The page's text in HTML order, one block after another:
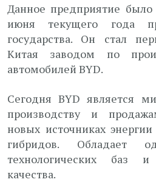
Данное предприятие
июня текущего года
государства. Он стал
Китая заводом по
автомобилей BYD.
Сегодня BYD является
производству и
новых источниках
гибридов. Обладает
технологических баз
качества.